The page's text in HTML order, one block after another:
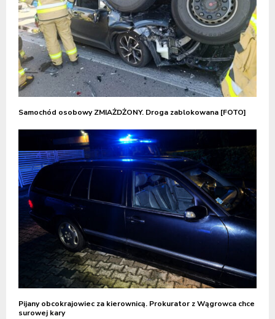
Samochód osobowy ZMIAŻDŻONY. Droga zablokowana [FOTO]
Pijany obcokrajowiec za kierownicą. Prokurator z Wągrowca chce
surowej kary